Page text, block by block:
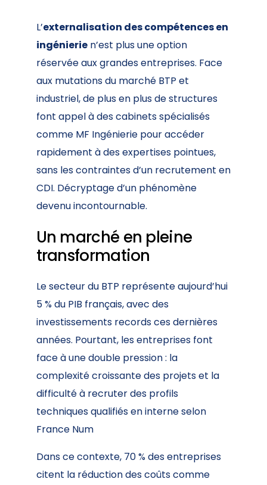
L’externalisation des compétences en
ingénierien’est plus une option
réservée aux grandes entreprises. Face
aux mutations du marché BTP et
industriel, de plus en plus de structures
font appel à des cabinets spécialisés
comme MF Ingénieriepour accéder
rapidement à des expertises pointues,
sans les contraintes d’un recrutement en
CDI. Décryptage d’un phénomène
devenu incontournable.
Un marché en pleine
transformation
Le secteur du BTP représente aujourd’hui
5 % du PIB français, avec des
investissements records ces dernières
années. Pourtant, les entreprises font
face à une double pression : la
complexité croissante des projets et la
difficulté à recruter des profils
techniques qualifiés en interne selon
France Num
Dans ce contexte, 70 % des entreprises
citent la réduction des coûts comme